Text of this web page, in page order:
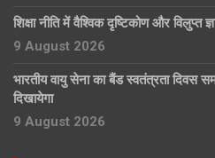
शिक्षा नीति में वैश्विक दृष्टिकोण और विलुप्त
9 August 2026
भारतीय वायु सेना का बैंड स्वतंत्रता दिवस
दिखायेगा
9 August 2026